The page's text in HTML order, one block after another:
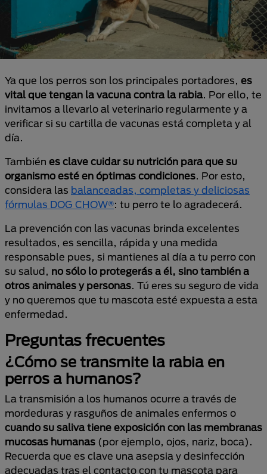
Ya que los perros son los principales portadores, es
vital que tengan la vacuna contra la rabia. Por ello, te
invitamos a llevarlo al veterinario regularmente y a
verificar si su cartilla de vacunas está completa y al
día.
También es clave cuidar su nutrición para que su
organismo esté en óptimas condiciones. Por esto,
considera las balanceadas, completas y deliciosas
fórmulas DOG CHOW®: tu perro te lo agradecerá.
La prevención con las vacunas brinda excelentes
resultados, es sencilla, rápida y una medida
responsable pues, si mantienes al día a tu perro con
su salud, no sólo lo protegerás a él, sino también a
otros animales y personas. Tú eres su seguro de vida
y no queremos que tu mascota esté expuesta a esta
enfermedad.
Preguntas frecuentes
¿Cómo se transmite la rabia en
perros a humanos?
La transmisión a los humanos ocurre a través de
mordeduras y rasguños de animales enfermos o
cuando su saliva tiene exposición con las membranas
mucosas humanas (por ejemplo, ojos, nariz, boca).
Recuerda que es clave una asepsia y desinfección
adecuadas tras el contacto con tu mascota para